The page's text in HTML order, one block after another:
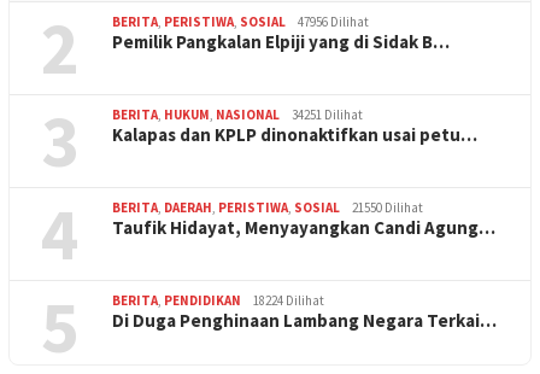
2 BERITA, PERISTIWA, SOSIAL 47956 Dilihat
Pemilik Pangkalan Elpiji yang di Sidak B…
3 BERITA, HUKUM, NASIONAL 34251 Dilihat
Kalapas dan KPLP dinonaktifkan usai petu…
4 BERITA, DAERAH, PERISTIWA, SOSIAL 21550 Dilihat
Taufik Hidayat, Menyayangkan Candi Agung…
5 BERITA, PENDIDIKAN 18224 Dilihat
Di Duga Penghinaan Lambang Negara Terkai…